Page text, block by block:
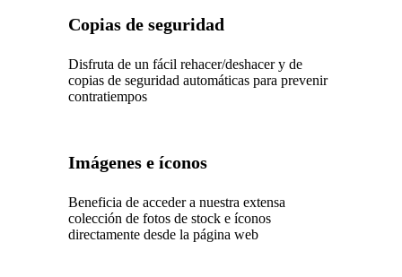
Copias de seguridad
Disfruta de un fácil rehacer/deshacer y de
copias de seguridad automáticas para prevenir
contratiempos
Imágenes e íconos
Beneficia de acceder a nuestra extensa
colección de fotos de stock e íconos
directamente desde la página web